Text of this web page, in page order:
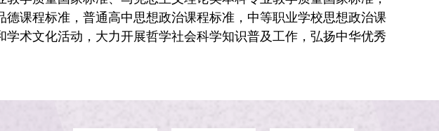
课程标准，普通高中思想政治课程标准，中等职业学校思想政治课
术文化活动，大力开展哲学社会科学知识普及工作，弘扬中华优秀